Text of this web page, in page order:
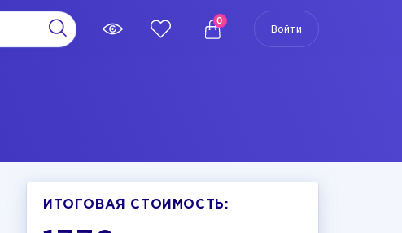
0
Войти
ИТОГОВАЯ СТОИМОСТЬ: